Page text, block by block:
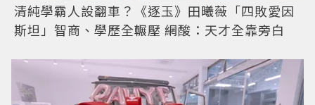
清純學霸人設翻車？《逐玉》田曦薇「四敗愛因
斯坦」智商、學歷全輾壓 網酸：天才全靠旁白